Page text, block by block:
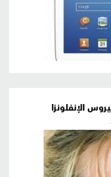
الإنفلونزا